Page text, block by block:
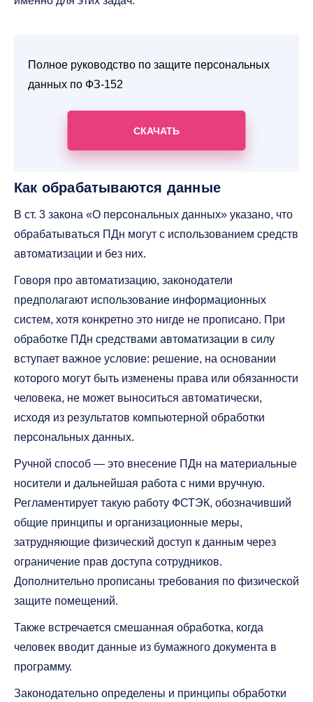
Полное руководство по защите персональных
данных по ФЗ-152
СКАЧАТЬ
Как обрабатываются данные
В ст. 3 закона «О персональных данных» указано, что
обрабатываться ПДн могут с использованием средств
автоматизации и без них.
Говоря про автоматизацию, законодатели
предполагают использование информационных
систем, хотя конкретно это нигде не прописано. При
обработке ПДн средствами автоматизации в силу
вступает важное условие: решение, на основании
которого могут быть изменены права или обязанности
человека, не может выноситься автоматически,
исходя из результатов компьютерной обработки
персональных данных.
Ручной способ — это внесение ПДн на материальные
носители и дальнейшая работа с ними вручную.
Регламентирует такую работу ФСТЭК, обозначивший
общие принципы и организационные меры,
затрудняющие физический доступ к данным через
ограничение прав доступа сотрудников.
Дополнительно прописаны требования по физической
защите помещений.
Также встречается смешанная обработка, когда
человек вводит данные из бумажного документа в
программу.
Законодательно определены и принципы обработки